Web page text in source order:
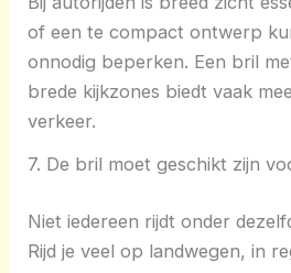
of een te compact ontwerp
onnodig beperken. Een bril
brede kijkzones biedt vaak
verkeer.
7. De bril moet geschikt zijn
Niet iedereen rijdt onder
Rijd je veel op landwegen, in